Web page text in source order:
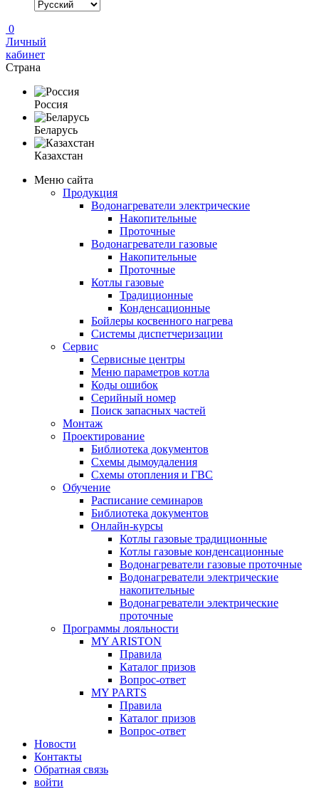
0
Личный
кабинет
Страна
Россия
Беларусь
Казахстан
Меню сайта
Продукция
Водонагреватели электрические
Накопительные
Проточные
Водонагреватели газовые
Накопительные
Проточные
Котлы газовые
Традиционные
Конденсационные
Бойлеры косвенного нагрева
Системы диспетчеризации
Сервис
Сервисные центры
Меню параметров котла
Коды ошибок
Серийный номер
Поиск запасных частей
Монтаж
Проектирование
Библиотека документов
Схемы дымоудаления
Схемы отопления и ГВС
Обучение
Расписание семинаров
Библиотека документов
Онлайн-курсы
Котлы газовые традиционные
Котлы газовые конденсационные
Водонагреватели газовые проточные
Водонагреватели электрические
накопительные
Водонагреватели электрические
проточные
Программы лояльности
MY ARISTON
Правила
Каталог призов
Вопрос-ответ
MY PARTS
Правила
Каталог призов
Вопрос-ответ
Новости
Контакты
Обратная связь
войти